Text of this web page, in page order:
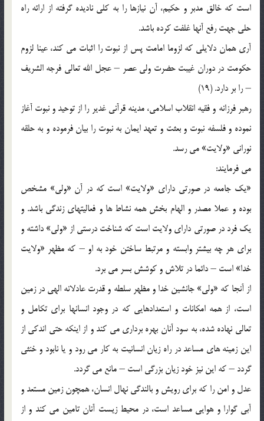
است كه خالق مدبر و حكيم، آن نيازها را به كلى ناديده گرفته از ارائه راه
حلى جهت رفع آنها غلفت كرده باشد.
آرى همان دلايلى كه لزوما امامت پس از نبوت را اثبات می ‏كند، عينا لزوم
حكومت در دوران غيبت ‏حضرت ولی ‏عصر – عجل الله تعالى فرجه الشريف
– را بر دارد. (19)
رهبر فرزانه و فقيه انقلاب اسلامى، مدينه قرآنى غدير را از توحيد و نبوت آغاز
نموده و فلسفه نبوت و بعثت و تعهد ايمان به نبوت را بيان فرموده و به حلقه
نورانى «ولايت‏» می ‏رسد.
می ‏فرمايند:
«يك جامعه در صورتى داراى «ولايت‏» است كه در آن «ولى‏» مشخص
بوده و عملا مصدر و الهام ‏بخش همه نشاط ها و فعاليتهاى زندگى باشد. و
يك فرد در صورتى داراى ولايت است كه شناخت درستى از «ولى‏» داشته و
براى هر چه بيشتر وابسته و مرتبط ساختن خود به او – كه مظهر «ولايت‏
خدا» است – دائما در تلاش و كوشش بسر می ‏برد.
از آنجا كه «ولى‏» جانشين خدا و مظهر سلطه و قدرت عادلانه الهى در زمين
است، از همه امكانات و استعدادهايى كه در وجود انسانها براى تكامل و
تعالى نهاده شده، به سود آنان بهره ‏بردارى می ‏كند و از اينكه حتى اندكى از
اين زمينه‏ هاى مساعد در راه زيان انسانيت ‏به كار می ‏رود و يا نابود و خنثى
گردد – كه اين نيز خود زيان بزرگى است – مانع می ‏گردد.
عدل و امن را كه براى رويش و بالندگى نهال انسان، همچون زمين مستعد و
آبى گوارا و هوايى مساعد است، در محيط زيست آنان تامين می ‏كند و از